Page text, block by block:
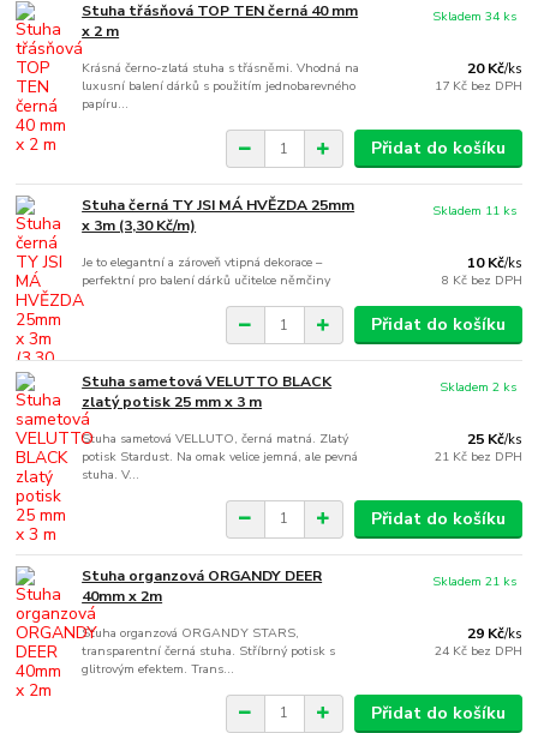
Stuha třásňová TOP TEN černá 40 mm
x 2 m
Krásná černo-zlatá stuha s třásněmi. Vhodná na
luxusní balení dárků s použitím jednobarevného
papíru...
20 Kč/ks
17 Kč bez DPH
Skladem 34 ks
Přidat do košíku
Stuha černá TY JSI MÁ HVĚZDA 25mm
x 3m (3,30 Kč/m)
Je to elegantní a zároveň vtipná dekorace –
perfektní pro balení dárků učitelce němčiny
10 Kč/ks
8 Kč bez DPH
Skladem 11 ks
Přidat do košíku
Stuha sametová VELUTTO BLACK
zlatý potisk 25 mm x 3 m
Stuha sametová VELLUTO, černá matná. Zlatý
potisk Stardust. Na omak velice jemná, ale pevná
stuha. V...
25 Kč/ks
21 Kč bez DPH
Skladem 2 ks
Přidat do košíku
Stuha organzová ORGANDY DEER
40mm x 2m
Stuha organzová ORGANDY STARS,
transparentní černá stuha. Stříbrný potisk s
glitrovým efektem. Trans...
29 Kč/ks
24 Kč bez DPH
Skladem 21 ks
Přidat do košíku